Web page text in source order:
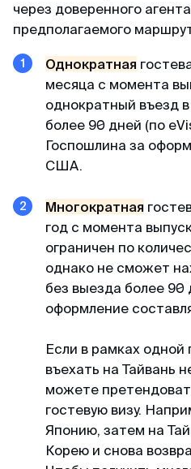
Меньше чем за
Все не просто отлично,
Не успел я опомниться,
за день оказалась у
быстро и вежливо,
Мария
Легко и просто
MyVisaWorld помогали
визы в Сингапур.
прошел очень быстро и
сложностей. Сотрудник
оперативно и
подготовки
визы были готовы!
MyVisaWorld
приятные впечатления!
через доверенного
предполагаемого
Однократная
месяца с момента
однократный въезд
более 90 дней (по
Госпошлина за
США.
Многократная
год с момента
ограничен по
однако не сможет
без выезда более 90
оформление
Если в рамках одной
въехать на Тайвань
можете
гостевую визу.
Японию, затем на
Корею и снова